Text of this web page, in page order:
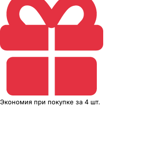
Экономия при покупке за 4 шт.